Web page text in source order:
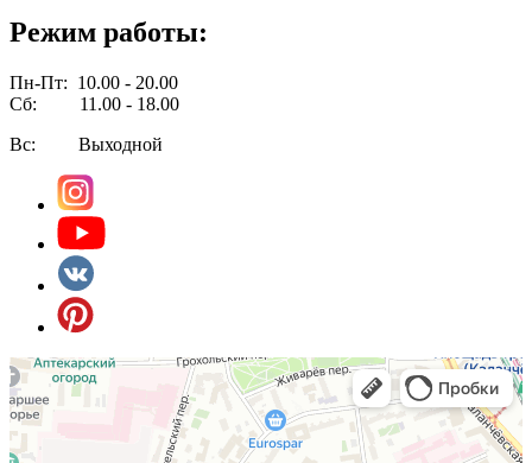
Режим работы:
Пн-Пт: 10.00 - 20.00
Сб: 11.00 - 18.00
Вс: Выходной